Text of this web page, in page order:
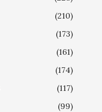
210
173
161
174
117
99